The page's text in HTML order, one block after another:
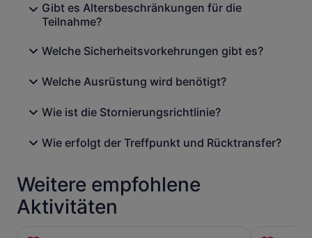
Gibt es Altersbeschränkungen für die
Teilnahme?
Welche Sicherheitsvorkehrungen gibt es?
Welche Ausrüstung wird benötigt?
Wie ist die Stornierungsrichtlinie?
Wie erfolgt der Treffpunkt und Rücktransfer?
Weitere empfohlene
Aktivitäten